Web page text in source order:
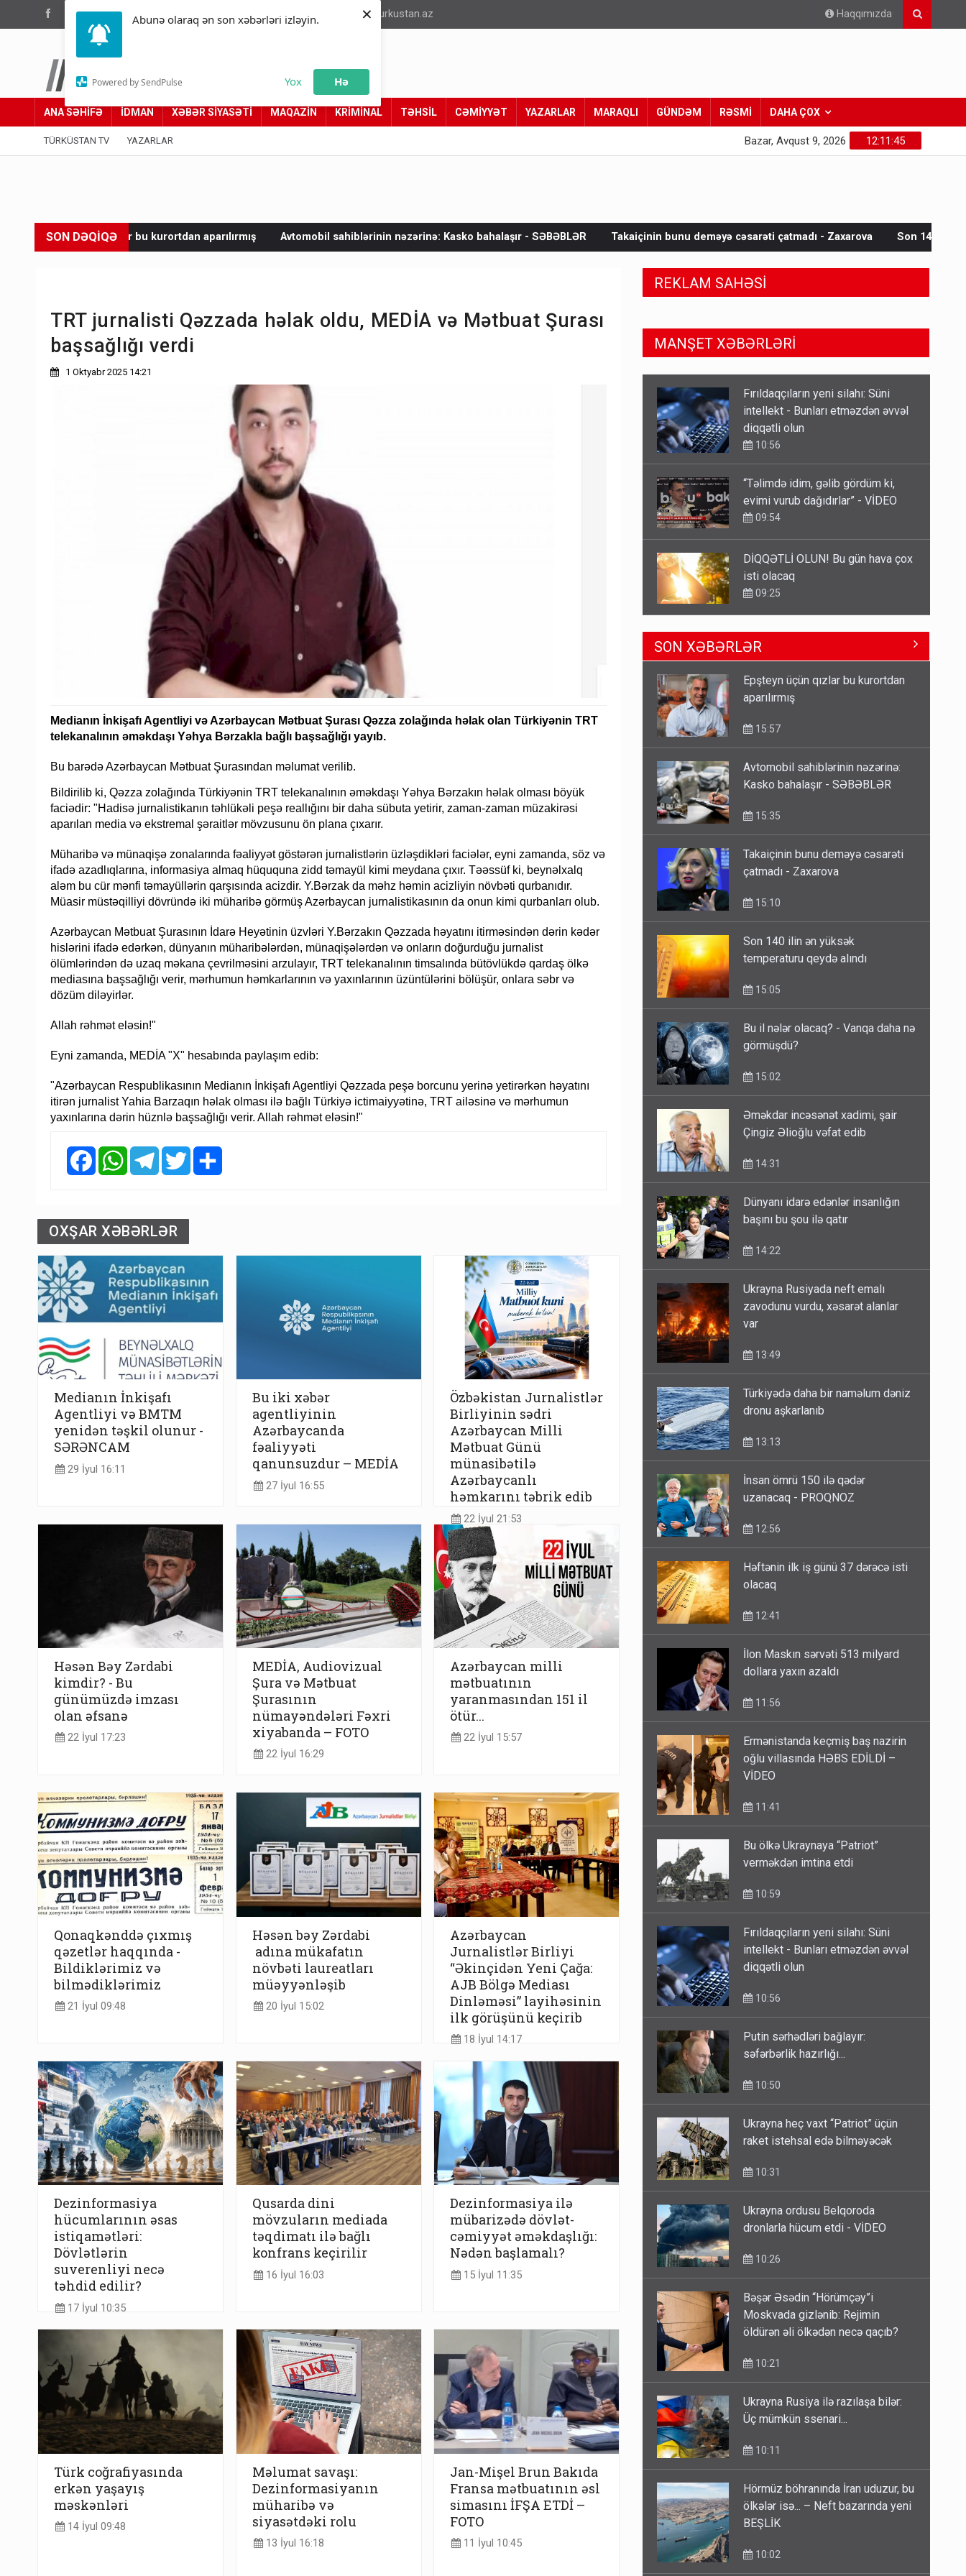
Abunə olaraq ən son xəbərləri izləyin.
Powered by SendPulse Yox Hə
×
(012) 449 94 05 info@turkustan.az Haqqımızda
Türküstan.az
Adımız yolumuzdur
ANA SƏHİFƏ İDMAN XƏBƏR SİYASƏTİ MAQAZİN KRİMİNAL TƏHSİL CƏMİYYƏT YAZARLAR MARAQLI GÜNDƏM RƏSMİ DAHA ÇOX
TÜRKÜSTAN TV YAZARLAR 12:11:47
Bazar, Avqust 9, 2026
SON DƏQİQƏ
bu kurortdan aparılırmış Avtomobil sahiblərinin nəzərinə: Kasko bahalaşır - SƏBƏBLƏR Takaiçinin bunu deməyə cəsarəti çatmadı - Zaxarova Son 140 ilin ən yüksək
TRT jurnalisti Qəzzada həlak oldu, MEDİA və Mətbuat Şurası
başsağlığı verdi
1 Oktyabr 2025 14:21
Medianın İnkişafı Agentliyi və Azərbaycan Mətbuat Şurası Qəzza zolağında həlak olan Türkiyənin TRT
telekanalının əməkdaşı Yəhya Bərzakla bağlı başsağlığı yayıb.
Bu barədə Azərbaycan Mətbuat Şurasından məlumat verilib.
Bildirilib ki, Qəzza zolağında Türkiyənin TRT telekanalının əməkdaşı Yəhya Bərzakın həlak olması böyük
faciədir: "Hadisə jurnalistikanın təhlükəli peşə reallığını bir daha sübuta yetirir, zaman-zaman müzakirəsi
aparılan media və ekstremal şəraitlər mövzusunu ön plana çıxarır.
Müharibə və münaqişə zonalarında fəaliyyət göstərən jurnalistlərin üzləşdikləri faciələr, eyni zamanda, söz və
ifadə azadlıqlarına, informasiya almaq hüququna zidd təmayül kimi meydana çıxır. Təəssüf ki, beynəlxalq
aləm bu cür mənfi təmayüllərin qarşısında acizdir. Y.Bərzak da məhz həmin acizliyin növbəti qurbanıdır.
Müasir müstəqilliyi dövründə iki müharibə görmüş Azərbaycan jurnalistikasının da onun kimi qurbanları olub.
Azərbaycan Mətbuat Şurasının İdarə Heyətinin üzvləri Y.Bərzakın Qəzzada həyatını itirməsindən dərin kədər
hislərini ifadə edərkən, dünyanın müharibələrdən, münaqişələrdən və onların doğurduğu jurnalist
ölümlərindən də uzaq məkana çevrilməsini arzulayır, TRT telekanalının timsalında bütövlükdə qardaş ölkə
mediasına başsağlığı verir, mərhumun həmkarlarının və yaxınlarının üzüntülərini bölüşür, onlara səbr və
dözüm diləyirlər.
Allah rəhmət eləsin!"
Eyni zamanda, MEDİA "X" hesabında paylaşım edib:
"Azərbaycan Respublikasının Medianın İnkişafı Agentliyi Qəzzada peşə borcunu yerinə yetirərkən həyatını
itirən jurnalist Yahia Barzaqın həlak olması ilə bağlı Türkiyə ictimaiyyətinə, TRT ailəsinə və mərhumun
yaxınlarına dərin hüznlə başsağlığı verir. Allah rəhmət eləsin!"
FacebookWhatsAppTelegramTwitter
OXŞAR XƏBƏRLƏR
Medianın İnkişafı
Agentliyi və BMTM
yenidən təşkil olunur -
SƏRƏNCAM
29 İyul 16:11
Bu iki xəbər
agentliyinin
Azərbaycanda
fəaliyyəti
qanunsuzdur – MEDİA
27 İyul 16:55
Özbəkistan Jurnalistlər
Birliyinin sədri
Azərbaycan Milli
Mətbuat Günü
münasibətilə
Azərbaycanlı
həmkarını təbrik edib
22 İyul 21:53
Həsən Bəy Zərdabi
kimdir? - Bu
günümüzdə imzası
olan əfsanə
22 İyul 17:23
MEDİA, Audiovizual
Şura və Mətbuat
Şurasının
nümayəndələri Fəxri
xiyabanda – FOTO
22 İyul 16:29
Azərbaycan milli
mətbuatının
yaranmasından 151 il
ötür...
22 İyul 15:57
Qonaqkənddə çıxmış
qəzetlər haqqında -
Bildiklərimiz və
bilmədiklərimiz
21 İyul 09:48
Həsən bəy Zərdabi
adına mükafatın
növbəti laureatları
müəyyənləşib
20 İyul 15:02
Azərbaycan
Jurnalistlər Birliyi
“Əkinçidən Yeni Çağa:
AJB Bölgə Mediası
Dinləməsi” layihəsinin
ilk görüşünü keçirib
18 İyul 14:17
Dezinformasiya
hücumlarının əsas
istiqamətləri:
Dövlətlərin
suverenliyi necə
təhdid edilir?
17 İyul 10:35
Qusarda dini
mövzuların mediada
təqdimatı ilə bağlı
konfrans keçirilir
16 İyul 16:03
Dezinformasiya ilə
mübarizədə dövlət-
cəmiyyət əməkdaşlığı:
Nədən başlamalı?
15 İyul 11:35
Türk coğrafiyasında
erkən yaşayış
məskənləri
14 İyul 09:48
Məlumat savaşı:
Dezinformasiyanın
müharibə və
siyasətdəki rolu
13 İyul 16:18
Jan-Mişel Brun Bakıda
Fransa mətbuatının əsl
simasını İFŞA ETDİ –
FOTO
11 İyul 10:45
REKLAM SAHƏSİ
MANŞET XƏBƏRLƏRİ
“Təlimdə idim, gəlib gördüm ki,
evimi vurub dağıdırlar” - VİDEO
09:54
DİQQƏTLİ OLUN! Bu gün hava çox
isti olacaq
09:25
Azərbaycan bundan hər il 3
milyard dollar qazanacaq
8 Avqust 23:33
Avtomobil sahiblərinin nəzərinə:
15:35
Dünyanı idarə edənlər insanlığın
14:22
Fırıldaqçıların yeni silahı: Süni
intellekt - Bunları etməzdən əvvəl
10:56
SON XƏBƏRLƏR
Epşteyn üçün qızlar bu kurortdan
aparılırmış
Avtomobil sahiblərinin nəzərinə:
Kasko bahalaşır - SƏBƏBLƏR
Takaiçinin bunu deməyə cəsarəti
çatmadı - Zaxarova
Son 140 ilin ən yüksək
temperaturu qeydə alındı
Bu il nələr olacaq? - Vanqa daha nə
görmüşdü?
Əməkdar incəsənət xadimi, şair
Çingiz Əlioğlu vəfat edib
Dünyanı idarə edənlər insanlığın
başını bu şou ilə qatır
Ukrayna Rusiyada neft emalı
zavodunu vurdu, xəsarət alanlar
var
Türkiyədə daha bir naməlum dəniz
dronu aşkarlanıb
İnsan ömrü 150 ilə qədər
uzanacaq - PROQNOZ
Həftənin ilk iş günü 37 dərəcə isti
olacaq
İlon Maskın sərvəti 513 milyard
dollara yaxın azaldı
Ermənistanda keçmiş baş nazirin
oğlu villasında HƏBS EDİLDİ –
VİDEO
Bu ölkə Ukraynaya “Patriot”
verməkdən imtina etdi
Fırıldaqçıların yeni silahı: Süni
intellekt - Bunları etməzdən əvvəl
diqqətli olun
Putin sərhədləri bağlayır:
səfərbərlik hazırlığı...
Ukrayna heç vaxt “Patriot” üçün
raket istehsal edə bilməyəcək
Ukrayna ordusu Belqoroda
dronlarla hücum etdi - VİDEO
Bəşər Əsədin “Hörümçəy”i
Moskvada gizlənib: Rejimin
öldürən əli ölkədən necə qaçıb?
Ukrayna Rusiya ilə razılaşa bilər:
Üç mümkün ssenari...
Hörmüz böhranında İran uduzur, bu
ölkələr isə... – Neft bazarında yeni
BEŞLİK